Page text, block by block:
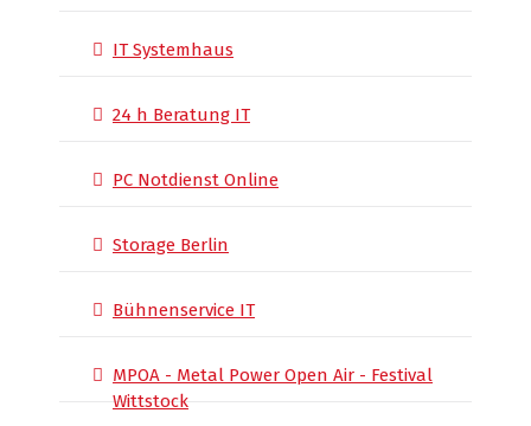
IT Systemhaus
24 h Beratung IT
PC Notdienst Online
Storage Berlin
Bühnenservice IT
MPOA - Metal Power Open Air - Festival
Wittstock